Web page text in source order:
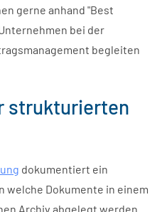
gerne anhand "Best
bei der
begleiten
strukturierten
dokumentiert ein
welche Dokumente in einem
Archiv abgelegt werden.